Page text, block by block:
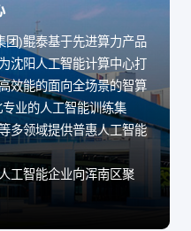
团)鲲泰基于先进算力产品
沈阳人工智能计算中心打
效能的面向全场景的智算
业的人工智能训练集
多领域提供普惠人工智能
工智能企业向浑南区聚